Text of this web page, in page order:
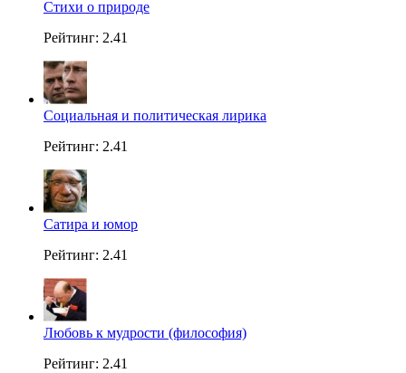
Стихи о природе
Рейтинг: 2.41
Социальная и политическая лирика
Рейтинг: 2.41
Сатира и юмор
Рейтинг: 2.41
Любовь к мудрости (философия)
Рейтинг: 2.41